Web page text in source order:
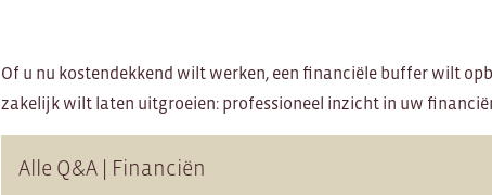
Of u nu kostendekkend wilt werken, een financiële buffer wilt
zakelijk wilt laten uitgroeien: professioneel inzicht in uw
Alle Q&A | Financiën